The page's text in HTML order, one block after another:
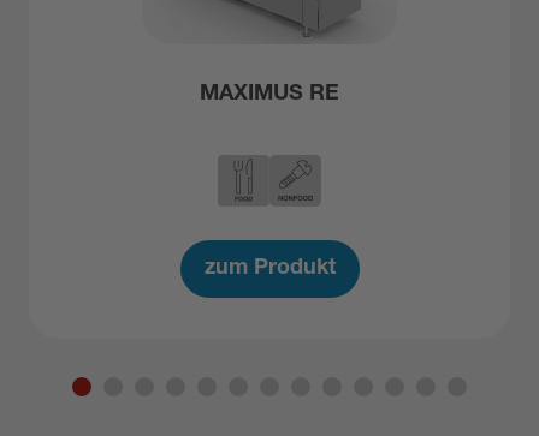
MAXIMUS RE
zum Produkt